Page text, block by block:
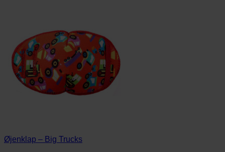
Øjenklap – Big Trucks